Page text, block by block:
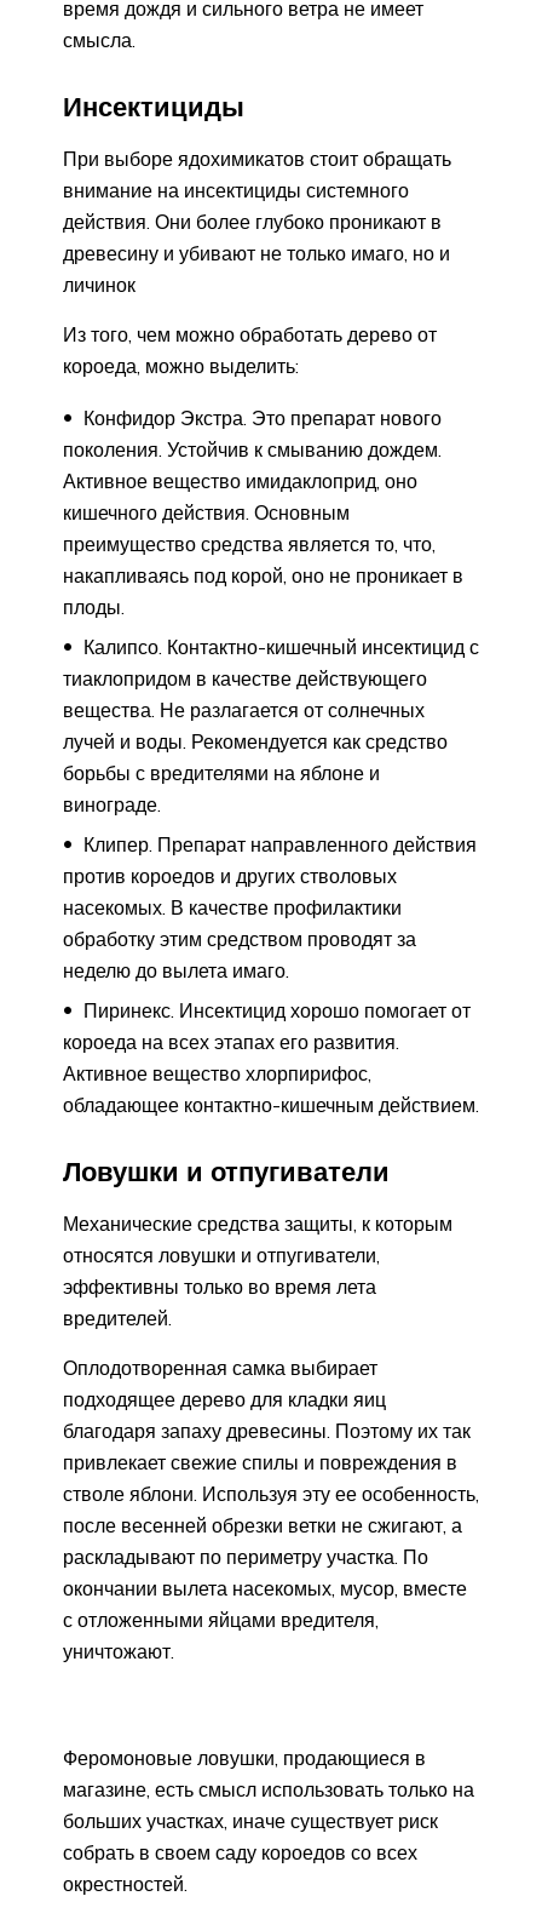
время дождя и сильного ветра не имеет
смысла.
Инсектициды
При выборе ядохимикатов стоит обращать
внимание на инсектициды системного
действия. Они более глубоко проникают в
древесину и убивают не только имаго, но и
личинок
Из того, чем можно обработать дерево от
короеда, можно выделить:
Конфидор Экстра. Это препарат нового
поколения. Устойчив к смыванию дождем.
Активное вещество имидаклоприд, оно
кишечного действия. Основным
преимущество средства является то, что,
накапливаясь под корой, оно не проникает в
плоды.
Калипсо. Контактно-кишечный инсектицид с
тиаклопридом в качестве действующего
вещества. Не разлагается от солнечных
лучей и воды. Рекомендуется как средство
борьбы с вредителями на яблоне и
винограде.
Клипер. Препарат направленного действия
против короедов и других стволовых
насекомых. В качестве профилактики
обработку этим средством проводят за
неделю до вылета имаго.
Пиринекс. Инсектицид хорошо помогает от
короеда на всех этапах его развития.
Активное вещество хлорпирифос,
обладающее контактно-кишечным действием.
Ловушки и отпугиватели
Механические средства защиты, к которым
относятся ловушки и отпугиватели,
эффективны только во время лета
вредителей.
Оплодотворенная самка выбирает
подходящее дерево для кладки яиц
благодаря запаху древесины. Поэтому их так
привлекает свежие спилы и повреждения в
стволе яблони. Используя эту ее особенность,
после весенней обрезки ветки не сжигают, а
раскладывают по периметру участка. По
окончании вылета насекомых, мусор, вместе
с отложенными яйцами вредителя,
уничтожают.
Феромоновые ловушки, продающиеся в
магазине, есть смысл использовать только на
больших участках, иначе существует риск
собрать в своем саду короедов со всех
окрестностей.